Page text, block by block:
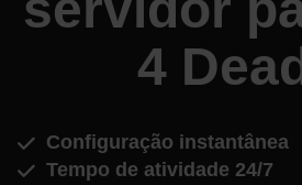
4
Configuração instantânea
Tempo de atividade 24/7